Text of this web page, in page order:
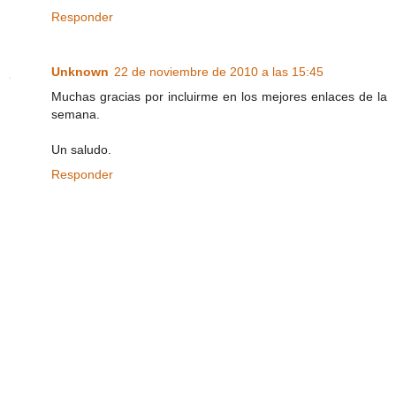
Responder
Unknown 22 de noviembre de 2010 a las 15:45
Muchas gracias por incluirme en los mejores enlaces de la
semana.
Un saludo.
Responder